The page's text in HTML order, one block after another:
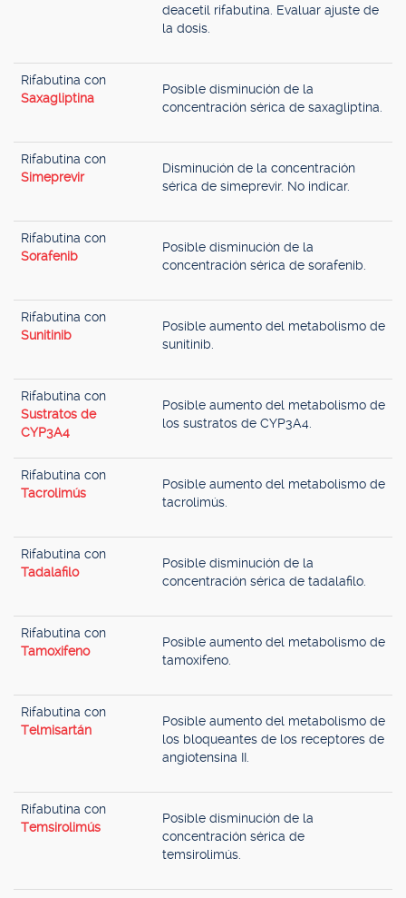
deacetil rifabutina. Evaluar ajuste de
la dosis.
Rifabutina con
Saxagliptina
Posible disminución de la
concentración sérica de saxagliptina.
Rifabutina con
Simeprevir
Disminución de la concentración
sérica de simeprevir. No indicar.
Rifabutina con
Sorafenib
Posible disminución de la
concentración sérica de sorafenib.
Rifabutina con
Sunitinib
Posible aumento del metabolismo de
sunitinib.
Rifabutina con
Sustratos de
CYP3A4
Posible aumento del metabolismo de
los sustratos de CYP3A4.
Rifabutina con
Tacrolimús
Posible aumento del metabolismo de
tacrolimús.
Rifabutina con
Tadalafilo
Posible disminución de la
concentración sérica de tadalafilo.
Rifabutina con
Tamoxifeno
Posible aumento del metabolismo de
tamoxifeno.
Rifabutina con
Telmisartán
Posible aumento del metabolismo de
los bloqueantes de los receptores de
angiotensina II.
Rifabutina con
Temsirolimús
Posible disminución de la
concentración sérica de
temsirolimús.